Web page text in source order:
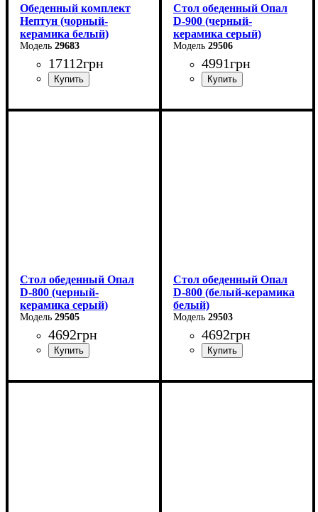
Обеденный комплект
Нептун (чорный-
керамика белый)
29683
17112грн
Стол обеденный Опал
D-900 (черный-
керамика серый)
29506
4991грн
Длина - 90 см
Стол обеденный Опал
D-800 (черный-
керамика серый)
29505
4692грн
Длина - 80 см
Стол обеденный Опал
D-800 (белый-керамика
белый)
29503
4692грн
Длина - 80 см